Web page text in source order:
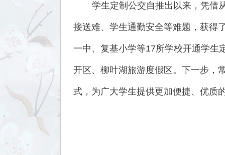
学生定制公交自推出以来，凭借
接送难、学生通勤安全等难题，获得
一中、复基小学等17所学校开通学生
开区、柳叶湖旅游度假区。下一步，
式，为广大学生提供更加便捷、优质